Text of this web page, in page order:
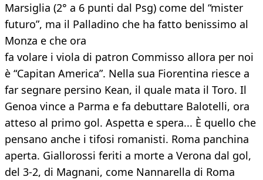
Marsiglia (2° a 6 punti dal Psg) come del “mister
futuro”, ma il Palladino che ha fatto benissimo al
Monza e che ora
fa volare i viola di patron Commisso allora per noi
è “Capitan America”. Nella sua Fiorentina riesce a
far segnare persino Kean, il quale mata il Toro. Il
Genoa vince a Parma e fa debuttare Balotelli, ora
atteso al primo gol. Aspetta e spera... È quello che
pensano anche i tifosi romanisti. Roma panchina
aperta. Giallorossi feriti a morte a Verona dal gol,
del 3-2, di Magnani, come Nannarella di Roma